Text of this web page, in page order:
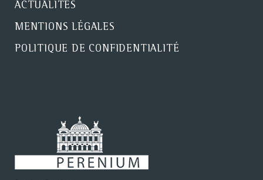
ACTUALITÉS
MENTIONS LÉGALES
POLITIQUE DE CONFIDENTIALITÉ